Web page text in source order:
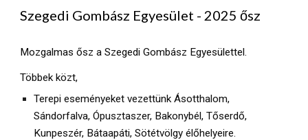
Szegedi Gombász Egyesület - 2025 ősz
Mozgalmas ősz a Szegedi Gombász Egyesülettel.
Többek közt,
Terepi eseményeket vezettünk Ásotthalom,
Sándorfalva, Ópusztaszer, Bakonybél, Tőserdő,
Kunpeszér, Bátaapáti, Sötétvölgy élőhelyeire.